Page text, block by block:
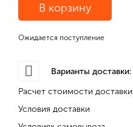
В корзину
Ожидается поступление
Варианты доставки:
Расчет стоимости доставки
Условия доставки